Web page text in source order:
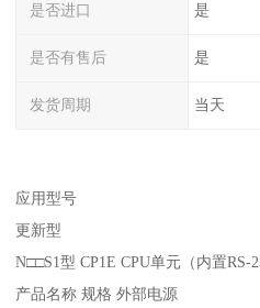
是否进口 是
是否有售后 是
发货周期 当天
应用型号
更新型
N□□S1型 CP1E CPU单元（内置RS-
产品名称 规格 外部电源